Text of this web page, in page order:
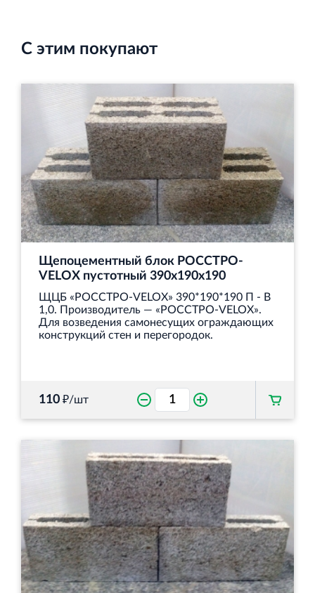
С этим покупают
Щепоцементный блок РОССТРО-
VELOX пустотный 390х190х190
ЩЦБ «РОССТРО‐VELOX» 390*190*190 П - В
1,0. Производитель — «РОССТРО‐VELOX».
Для возведения самонесущих ограждающих
конструкций стен и перегородок.
110 ₽/шт